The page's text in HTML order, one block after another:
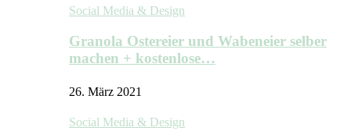
Social Media & Design
Granola Ostereier und Wabeneier selber
machen + kostenlose…
26. März 2021
Social Media & Design